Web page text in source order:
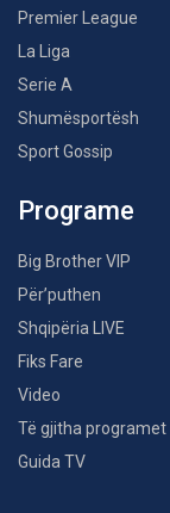
Premier League
La Liga
Serie A
Shumësportësh
Sport Gossip
Programe
Big Brother VIP
Për’puthen
Shqipëria LIVE
Fiks Fare
Video
Të gjitha programet
Guida TV